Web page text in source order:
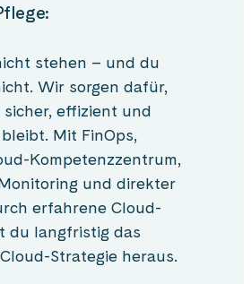
stehen – und du
Wir sorgen dafür,
effizient und
Mit FinOps,
Kompetenzzentrum,
und direkter
erfahrene Cloud-
du langfristig das
Strategie heraus.